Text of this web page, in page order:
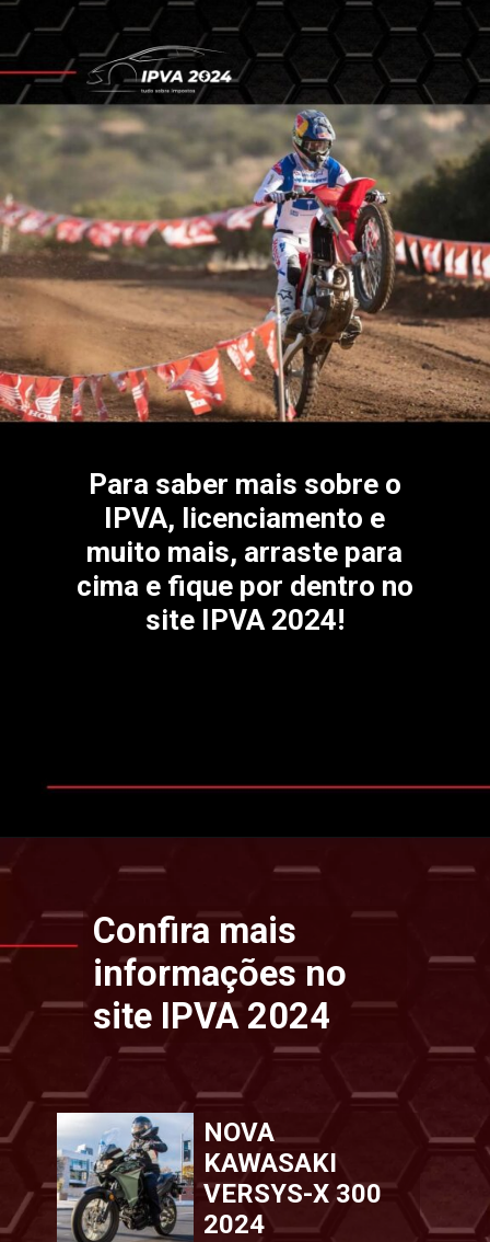
Para saber mais sobre o
IPVA, licenciamento e
muito mais, arraste para
cima e fique por dentro no
site IPVA 2024!
Openinghttps://www.ipvaconsulta.app.br/
NOVA
KAWASAKI
VERSYS-X 300
2024
Confira mais
informações no
site IPVA 2024